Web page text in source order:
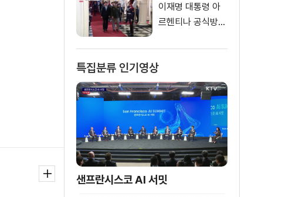
이재명 대통령 아
르헨티나 공식방문
특집분류 인기영상
샌프란시스코 AI 서밋